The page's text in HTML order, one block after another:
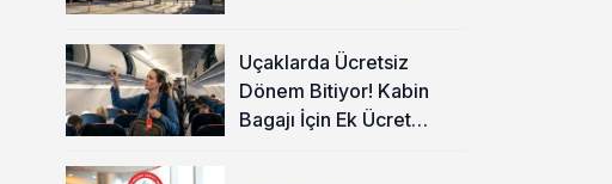
Uçaklarda Ücretsiz
Dönem Bitiyor! Kabin
Bagajı İçin Ek Ücret